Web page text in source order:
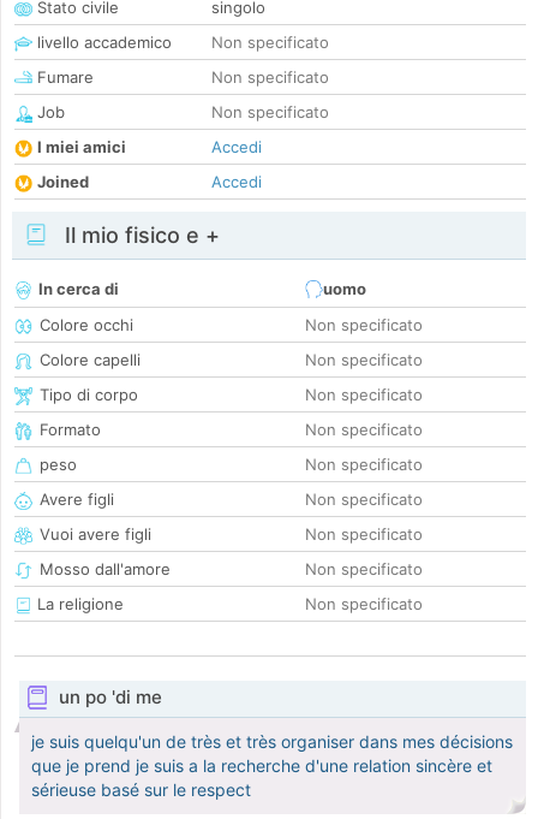
Stato civile
singolo
livello accademico
Non specificato
Fumare
Non specificato
Job
Non specificato
I miei amici
Accedi
Joined
Accedi
Il mio fisico e +
In cerca di
uomo
Colore occhi
Non specificato
Colore capelli
Non specificato
Tipo di corpo
Non specificato
Formato
Non specificato
peso
Non specificato
Avere figli
Non specificato
Vuoi avere figli
Non specificato
Mosso dall'amore
Non specificato
La religione
Non specificato
un po 'di me
je suis quelqu'un de très et très organiser dans mes décisions
que je prend je suis a la recherche d'une relation sincère et
sérieuse basé sur le respect